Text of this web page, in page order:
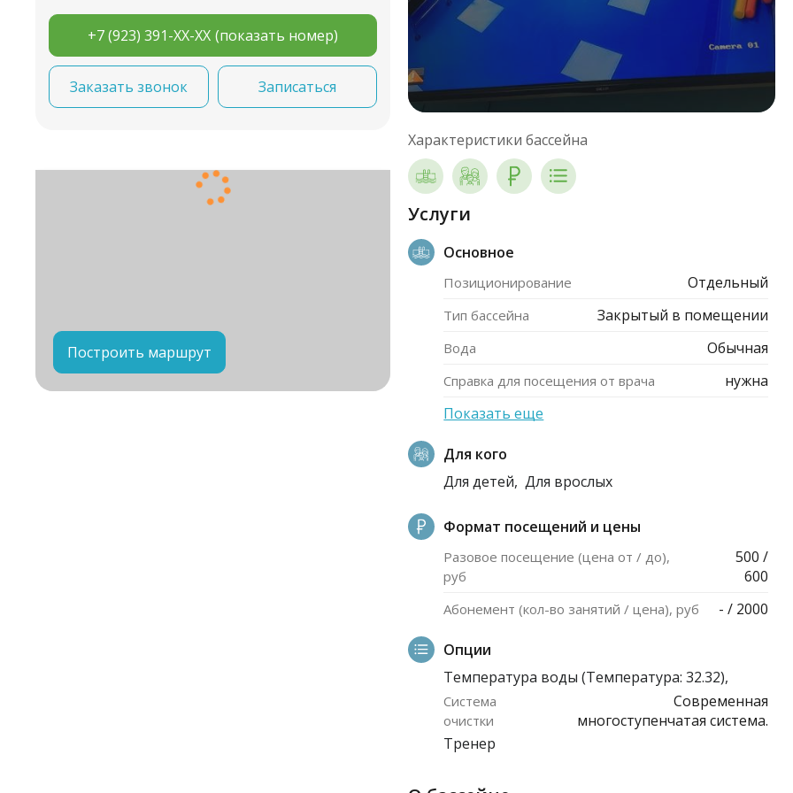
+7 (923) 391-XX-XX (показать номер)
Заказать звонок Записаться
Построить маршрут
Характеристики бассейна
Услуги
Основное
Позиционирование Отдельный
Тип бассейна Закрытый в помещении
Вода Обычная
Справка для посещения от врача
нужна
Показать еще
Для кого
Для детей, Для врослых
Формат посещений и цены
Разовое посещение (цена от / до),
руб
500 /
600
Абонемент (кол-во занятий / цена), руб - / 2000
Опции
Температура воды (Температура: 32.32),
Система
очистки
Современная
многоступенчатая система.
Тренер